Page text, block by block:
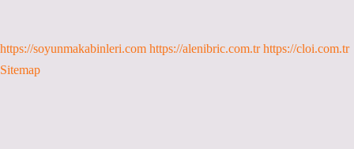
https://soyunmakabinleri.com https://alenibric.com.tr https://cloi.com.tr
Sitemap